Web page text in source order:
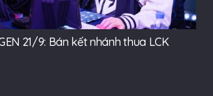
21/9: Bán kết nhánh thua LCK